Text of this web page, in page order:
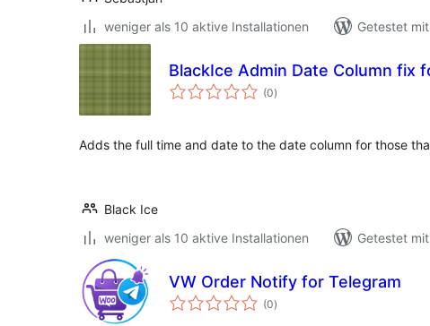
weniger als 10 aktive Installationen
Getestet
BlackIce Admin Date Column fix
(0Bewertungen
insgesamt
)
Adds the full time and date to the date column for those
Black Ice
weniger als 10 aktive Installationen
Getestet
VW Order Notify for Telegram
(0Bewertungen
insgesamt
)